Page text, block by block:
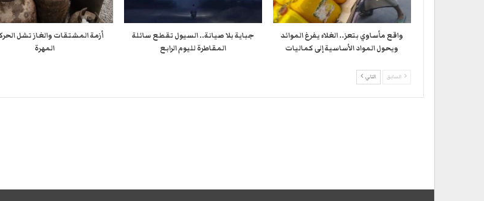
واقع مأساوي بتعز.. الغلاء يفرغ الموائد
ويحول المواد الأساسية إلى كماليات
جباية بلا صيانة.. السيول تقطع سائلة
المقاطرة لليوم الرابع
أزمة المشتقات والغاز تشل
المهرة ​
السابق التالي